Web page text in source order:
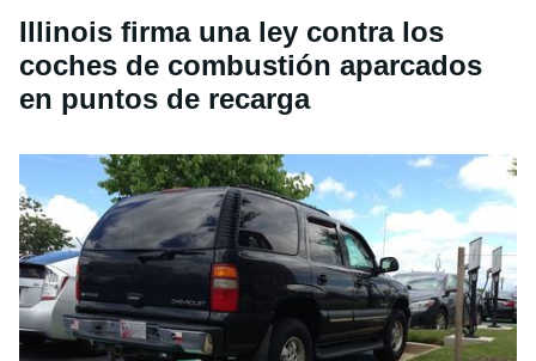
Illinois firma una ley contra los
coches de combustión aparcados
en puntos de recarga